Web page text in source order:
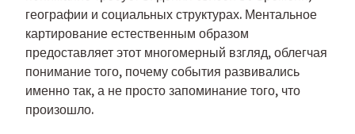
географии и социальных структурах. Ментальное
картирование естественным образом
предоставляет этот многомерный взгляд, облегчая
понимание того, почему события развивались
именно так, а не просто запоминание того, что
произошло.